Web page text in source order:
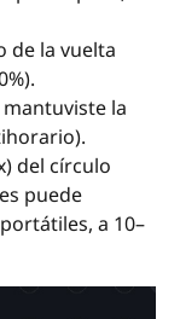
de la vuelta
la
del círculo
puede
a 10–